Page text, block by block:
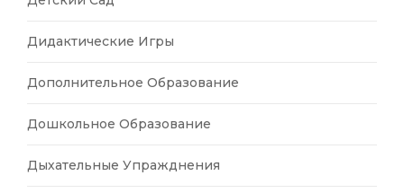
Дидактические Игры
Дополнительное Образование
Дошкольное Образование
Дыхательные Упражднения